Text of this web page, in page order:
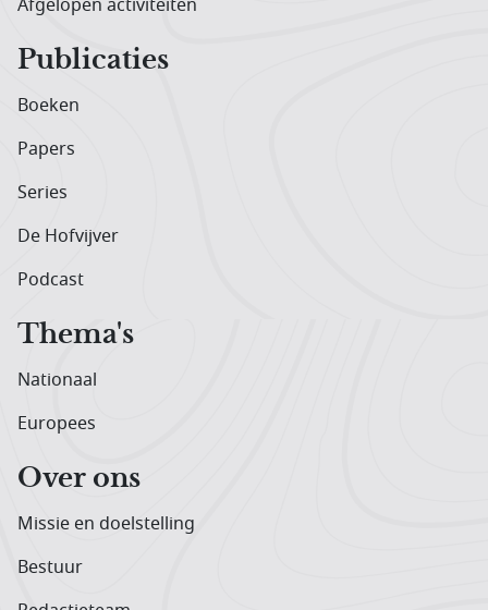
Publicaties
Boeken
Papers
Series
De Hofvijver
Podcast
Thema's
Nationaal
Europees
Over ons
Missie en doelstelling
Bestuur